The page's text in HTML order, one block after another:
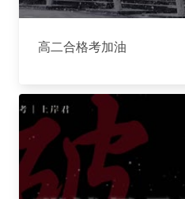
高二合格考加油